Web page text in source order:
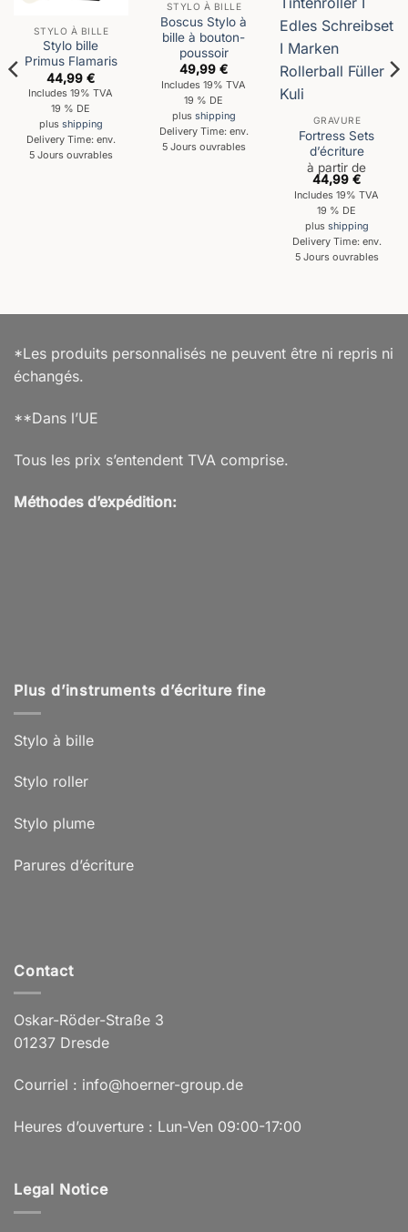
STYLO À BILLE
Stylo bille
Primus Flamaris
44,99€
Includes 19% TVA
19 % DE
plus shipping
Delivery Time: env.
5 Jours ouvrables
STYLO À BILLE
Boscus Stylo à
bille à bouton-
poussoir
49,99€
Includes 19% TVA
19 % DE
plus shipping
Delivery Time: env.
5 Jours ouvrables
GRAVURE
Fortress Sets
d’écriture
à partir de
44,99€
Includes 19% TVA
19 % DE
plus shipping
Delivery Time: env.
5 Jours ouvrables
*Les produits personnalisés ne peuvent être ni repris ni
échangés.
**Dans l’UE
Tous les prix s’entendent TVA comprise.
Méthodes d’expédition:
Plus d’instruments d’écriture fine
Stylo à bille
Stylo roller
Stylo plume
Parures d’écriture
Contact
Oskar-Röder-Straße 3
01237 Dresde
Courriel : info@hoerner-group.de
Heures d’ouverture : Lun-Ven 09:00-17:00
Legal Notice